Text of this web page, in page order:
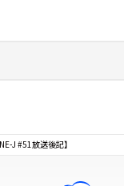
J #51放送後記】